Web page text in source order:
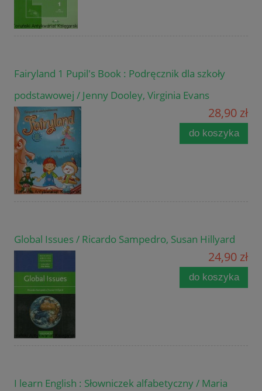
Fairyland 1 Pupil's Book : Podręcznik dla szkoły
podstawowej / Jenny Dooley, Virginia Evans
28,90 zł
do koszyka
Global Issues / Ricardo Sampedro, Susan Hillyard
24,90 zł
do koszyka
I learn English : Słowniczek alfabetyczny / Maria